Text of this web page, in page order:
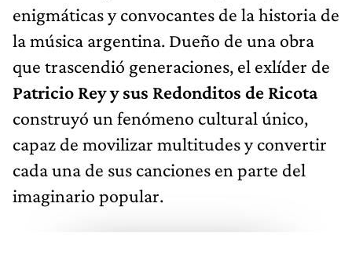
enigmáticas y convocantes de la historia de
la música argentina. Dueño de una obra
que trascendió generaciones, el exlíder de
Patricio Rey y sus Redonditos de Ricota
construyó un fenómeno cultural único,
capaz de movilizar multitudes y convertir
cada una de sus canciones en parte del
imaginario popular.